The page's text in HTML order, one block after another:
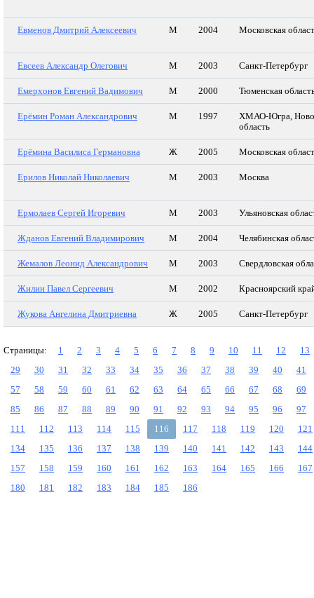
Евменов Дмитрий Алексеевич М 2004 Московская
Евсеев Александр Олегович М 2003 Санкт-Петербург
Емерхонов Евгений Вадимович М 2000 Тюменская
Ерёмин Роман Александрович М 1997
ХМАО-Югра,
область
Ерёмина Василиса Германовна Ж 2005 Московская
Ерилов Николай Николаевич М 2003 Москва
Ермолаев Сергей Игоревич М 2003 Ульяновская
Жданов Евгений Владимирович М 2004 Челябинская
Жемалов Леонид Александрович М 2003 Свердловская
Жилин Павел Сергеевич М 2002 Красноярский
Жукова Ангелина Дмитриевна Ж 2005 Санкт-Петербург
Страницы: 1 2 3 4 5 6 7 8 9 10 11 12
13
29
30 31 32 33 34 35 36 37 38 39 40
41
57
58 59 60 61 62 63 64 65 66 67 68
69
85
86 87 88 89 90 91 92 93 94 95 96
97
111
112 113 114 115 116 117 118 119 120
121
134
135 136 137 138 139 140 141 142 143
144
157
158 159 160 161 162 163 164 165 166
167
180
181 182 183 184 185 186